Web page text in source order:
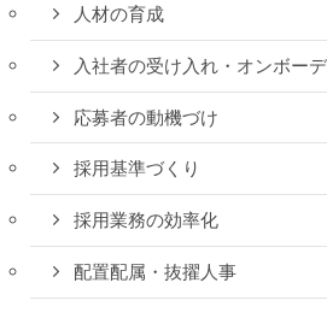
人材の育成
入社者の受け入れ・オンボー
応募者の動機づけ
採用基準づくり
採用業務の効率化
配置配属・抜擢人事